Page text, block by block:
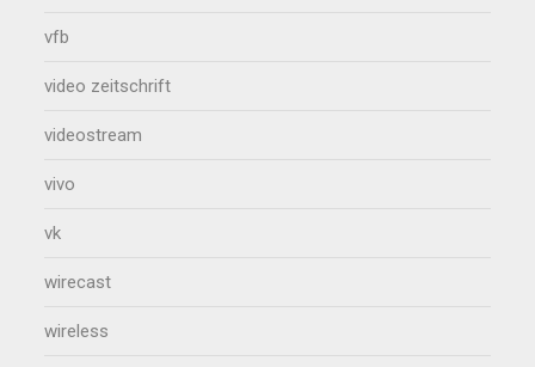
vfb
video zeitschrift
videostream
vivo
vk
wirecast
wireless